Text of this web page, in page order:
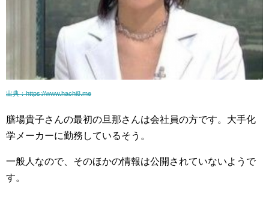
出典：https://www.hachi8.me
膳場貴子さんの最初の旦那さんは会社員の方です。大手化
学メーカーに勤務しているそう。
一般人なので、そのほかの情報は公開されていないようで
す。